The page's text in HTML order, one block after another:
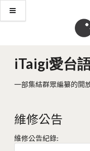
iTaigi愛台
一部集結群眾編纂的開
維修公告
維修公告紀錄: